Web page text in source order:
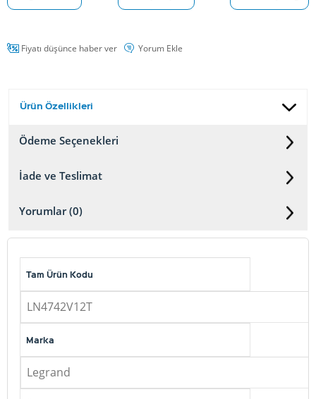
Fiyatı düşünce haber ver Yorum Ekle
Ürün Özellikleri
Ödeme Seçenekleri
İade ve Teslimat
Yorumlar (0)
Tam Ürün Kodu
LN4742V12T
Marka
Legrand